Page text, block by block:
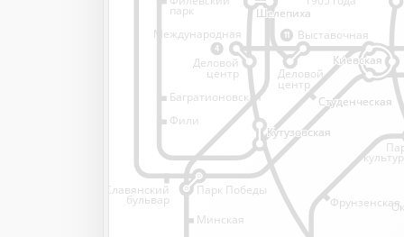
4
11
Деловой
центр
Шелепиха
Шелепиха
Минская
Парк Победы
парк
Багратионовская
Фили
Международная
Фрунзенская
Славянский
бульвар
Выставочная
Деловой
центр
Киевская
Киевская
Студенческая
Студенческая
Кутузовская
Кутузовская